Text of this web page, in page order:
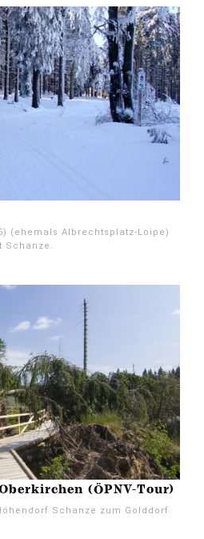
(ehemals Albrechtsplatz-Loipe)
Schanze.
(ÖPNV-Tour)
Schanze zum Golddorf